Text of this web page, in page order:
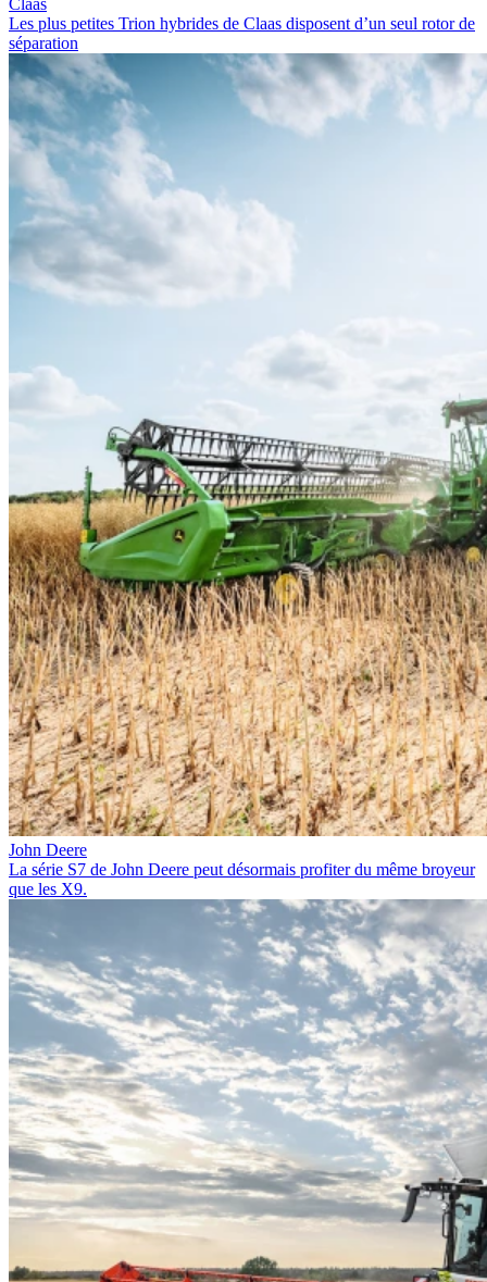
Les plus petites Trion hybrides de Claas disposent d’un seul rotor de
séparation
John Deere
La série S7 de John Deere peut désormais profiter du même broyeur
que les X9.